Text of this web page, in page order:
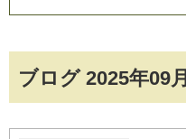
ブログ 2025年09月